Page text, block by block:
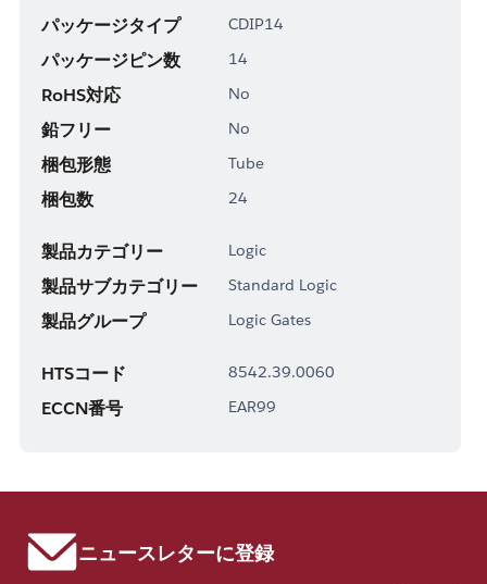
パッケージタイプ CDIP14
パッケージピン数 14
RoHS対応 No
鉛フリー No
梱包形態 Tube
梱包数 24
製品カテゴリー Logic
製品サブカテゴリー Standard Logic
製品グループ Logic Gates
HTSコード 8542.39.0060
ECCN番号 EAR99
ニュースレターに登録